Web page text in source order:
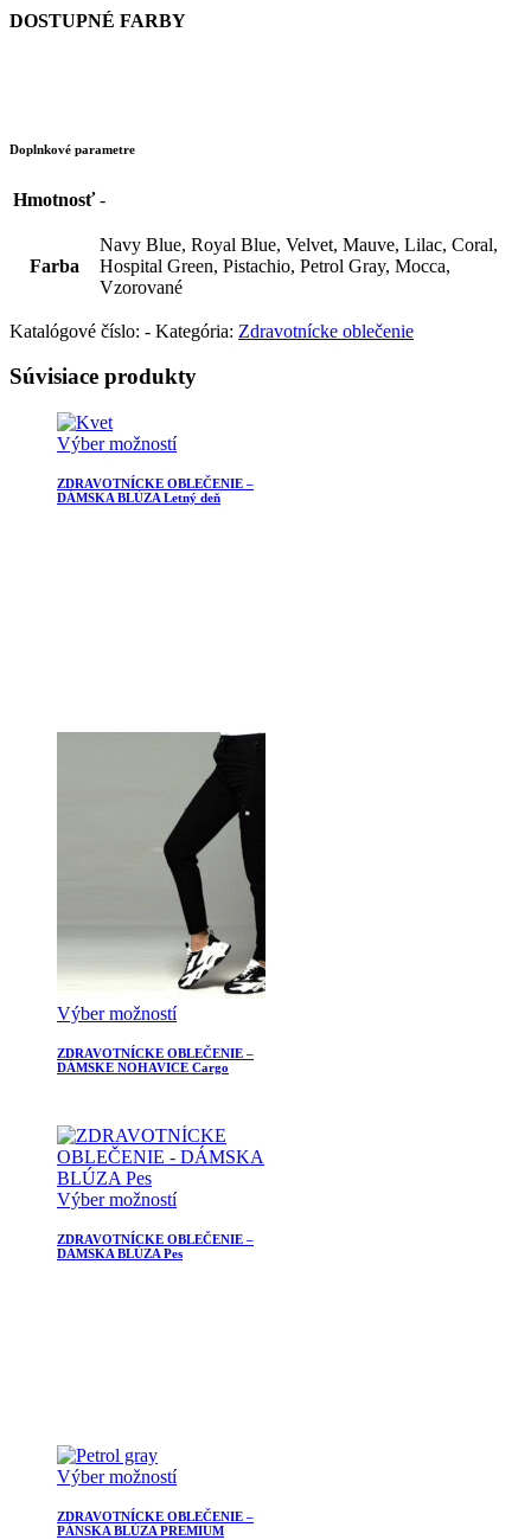
DOSTUPNÉ FARBY
Doplnkové parametre
Hmotnosť -
Farba
Navy Blue, Royal Blue, Velvet, Mauve, Lilac, Coral,
Hospital Green, Pistachio, Petrol Gray, Mocca,
Vzorované
Katalógové číslo: - Kategória: Zdravotnícke oblečenie
Súvisiace produkty
Výber možností
ZDRAVOTNÍCKE OBLEČENIE –
DÁMSKA BLÚZA Letný deň
Výber možností
ZDRAVOTNÍCKE OBLEČENIE –
DÁMSKE NOHAVICE Cargo
Výber možností
ZDRAVOTNÍCKE OBLEČENIE –
DÁMSKA BLÚZA Pes
Výber možností
ZDRAVOTNÍCKE OBLEČENIE –
PÁNSKA BLÚZA PREMIUM